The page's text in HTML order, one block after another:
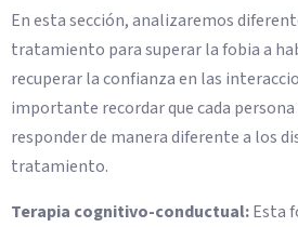
En esta sección, analizaremos
tratamiento para superar la fobia a
recuperar la confianza en las
importante recordar que cada persona
responder de manera diferente a los
tratamiento.
Terapia cognitivo-conductual:Esta